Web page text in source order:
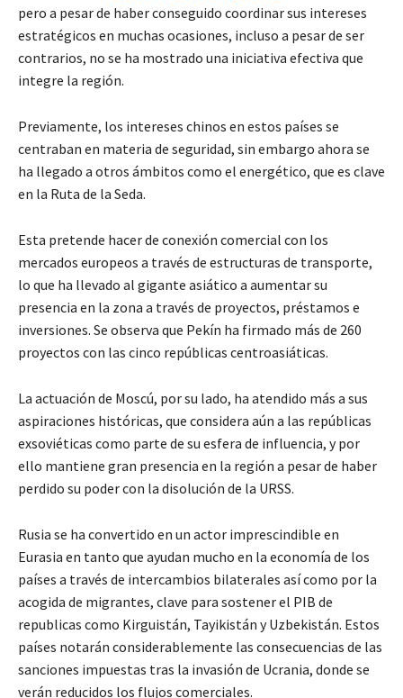
pero a pesar de haber conseguido coordinar sus intereses
estratégicos en muchas ocasiones, incluso a pesar de ser
contrarios, no se ha mostrado una iniciativa efectiva que
integre la región.
Previamente, los intereses chinos en estos países se
centraban en materia de seguridad, sin embargo ahora se
ha llegado a otros ámbitos como el energético, que es clave
en la Ruta de la Seda.
Esta pretende hacer de conexión comercial con los
mercados europeos a través de estructuras de transporte,
lo que ha llevado al gigante asiático a aumentar su
presencia en la zona a través de proyectos, préstamos e
inversiones. Se observa que Pekín ha firmado más de 260
proyectos con las cinco repúblicas centroasiáticas.
La actuación de Moscú, por su lado, ha atendido más a sus
aspiraciones históricas, que considera aún a las repúblicas
exsoviéticas como parte de su esfera de influencia, y por
ello mantiene gran presencia en la región a pesar de haber
perdido su poder con la disolución de la URSS.
Rusia se ha convertido en un actor imprescindible en
Eurasia en tanto que ayudan mucho en la economía de los
países a través de intercambios bilaterales así como por la
acogida de migrantes, clave para sostener el PIB de
republicas como Kirguistán, Tayikistán y Uzbekistán. Estos
países notarán considerablemente las consecuencias de las
sanciones impuestas tras la invasión de Ucrania, donde se
verán reducidos los flujos comerciales.